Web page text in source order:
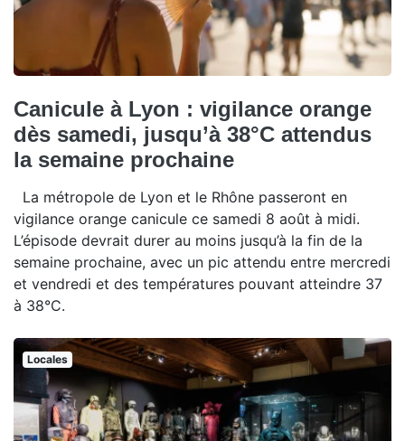
Canicule à Lyon : vigilance orange
dès samedi, jusqu’à 38°C attendus
la semaine prochaine
La métropole de Lyon et le Rhône passeront en
vigilance orange canicule ce samedi 8 août à midi.
L’épisode devrait durer au moins jusqu’à la fin de la
semaine prochaine, avec un pic attendu entre mercredi
et vendredi et des températures pouvant atteindre 37
à 38°C.
Locales